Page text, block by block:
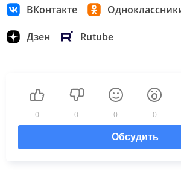
ВКонтакте
Дзен Rutube
0 0 0 0
Обсудить